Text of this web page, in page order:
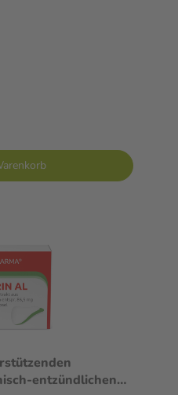
entzündlichen